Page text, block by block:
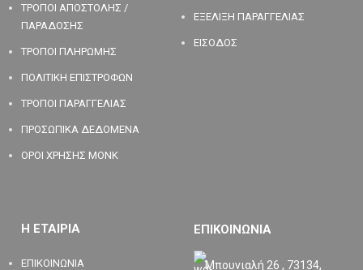
ΤΡΟΠΟΙ ΑΠΟΣΤΟΛΗΣ /
ΠΑΡΑΔΟΣΗΣ
ΤΡΟΠΟΙ ΠΛΗΡΩΜΗΣ
ΠΟΛΙΤΙΚΗ ΕΠΙΣΤΡΟΦΩΝ
ΤΡΟΠΟΙ ΠΑΡΑΓΓΕΛΙΑΣ
ΠΡΟΣΩΠΙΚΑ ΔΕΔΟΜΕΝΑ
ΟΡΟΙ ΧΡΗΣΗΣ MONK
ΕΞΕΛΙΞΗ ΠΑΡΑΓΓΕΛΙΑΣ
ΕΙΣΟΔΟΣ
Η ΕΤΑΙΡΙΑ
ΕΠΙΚΟΙΝΩΝΙΑ
ΕΠΙΚΟΙΝΩΝΙΑ
Μπουνιαλή 26 , 73134,